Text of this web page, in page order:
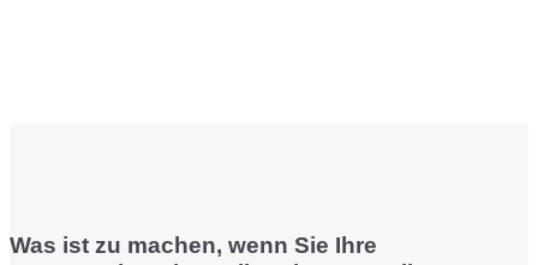
Was ist zu machen, wenn Sie Ihre